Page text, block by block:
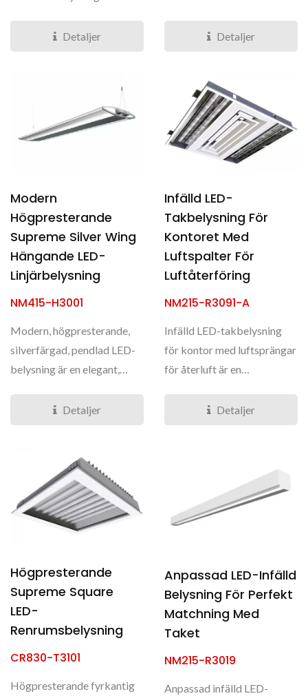
högkvalitativ...Detaljer
Detaljer
Modern
Högpresterande
Supreme Silver Wing
Hängande LED-
Linjärbelysning
NM415-H3001
Modern, högpresterande,
silverfärgad, pendlad LED-
belysning är en elegant,
Detaljer
Infälld LED-
Takbelysning För
Kontoret Med
Luftspalter För
Luftåterföring
NM215-R3091-A
Infälld LED-takbelysning
för kontor med luftsprängar
för återluft är en
Detaljer
Högpresterande
Supreme Square
LED-
Renrumsbelysning
CR830-T3101
Högpresterande fyrkantig
Anpassad LED-Infälld
Belysning För Perfekt
Matchning Med
Taket
NM215-R3019
Anpassad infälld LED-